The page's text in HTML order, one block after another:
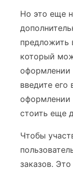
Но это еще
предложить
который
оформлении
введите его
оформлении
стоить еще
Чтобы
заказов.